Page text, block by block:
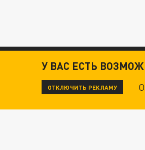
У ВАС ЕСТЬ
ОТКЛЮЧИТЬ РЕКЛАМУ